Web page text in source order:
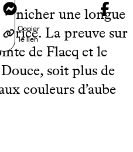
Messenger
Copier
le lien
une longue
La preuve sur
de Flacq et le
soit plus de
couleurs d’aube